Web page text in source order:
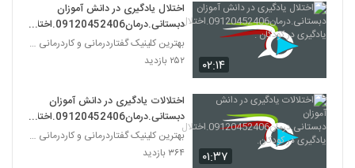
۰۲:۱۴
اختلال یادگیری در دانش آموزان
دبستانی.درمان09120452406.اختلا
ل یادگیری در کودکان .
بهترین کلینیک گفتاردرمانی و کاردرمانی تهران
۲۵۲ بازدید
۰۱:۳۷
اختلالات یادگیری در دانش آموزان
دبستانی.درمان09120452406.اختلا
ل یادگیری در کودکان.
بهترین کلینیک گفتاردرمانی و کاردرمانی تهران
۳۶۴ بازدید